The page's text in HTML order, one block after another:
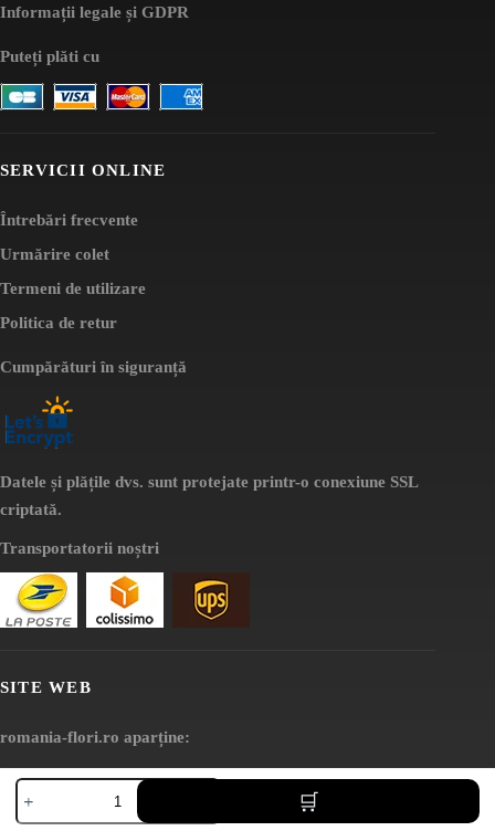
Cantitate
Fag
stabilizat
Informații legale și GDPR
Puteți plăti cu
SERVICII ONLINE
Întrebări frecvente
Urmărire colet
Termeni de utilizare
Politica de retur
Cumpărături în siguranță
Datele și plățile dvs. sunt protejate printr-o conexiune SSL
criptată.
Transportatorii noștri
SITE WEB
romania-flori.ro aparține:
AV SEO LLC